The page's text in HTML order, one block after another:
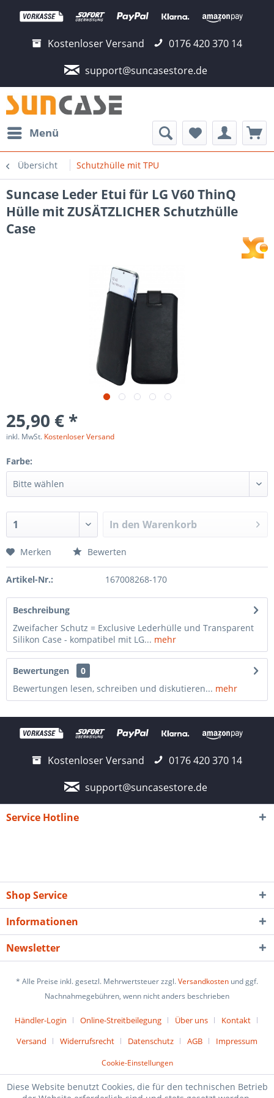
Kostenloser Versand
0176 420 370 14
support@suncasestore.de
Menü
Übersicht Schutzhülle mit TPU
Suncase Leder Etui für LG V60 ThinQ
Hülle mit ZUSÄTZLICHER Schutzhülle
Case
25,90 € *
inkl. MwSt. Kostenloser Versand
Farbe:
In den Warenkorb
Merken Bewerten
Artikel-Nr.: 167008268-170
Beschreibung
Zweifacher Schutz = Exclusive Lederhülle und Transparent
Silikon Case - kompatibel mit LG... mehr
Bewertungen
0
Bewertungen lesen, schreiben und diskutieren... mehr
Kostenloser Versand
0176 420 370 14
support@suncasestore.de
Service Hotline
Shop Service
Informationen
Newsletter
* Alle Preise inkl. gesetzl. Mehrwertsteuer zzgl.Versandkosten und ggf.
Nachnahmegebühren, wenn nicht anders beschrieben
Händler-Login Online-Streitbeilegung Über uns
Kontakt
Versand
Widerrufsrecht Datenschutz AGB Impressum
Cookie-Einstellungen
Diese Website benutzt Cookies, die für den technischen Betrieb